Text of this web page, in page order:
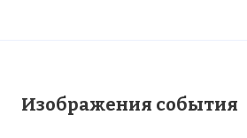
Изображения события